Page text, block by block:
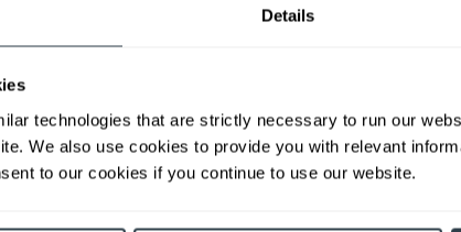
Details
technologies that are strictly necessary to run our
We also use cookies to provide you with relevant
to our cookies if you continue to use our website.
Fabricadas por
de la industria, las
Trucks de seis
local Mitsubishi, es tu fuente